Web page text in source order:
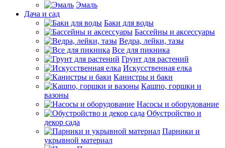
Эмаль
Дача и сад
Баки для воды
Бассейны и аксессуары
Ведра, лейки, тазы
Все для пикника
Грунт для растений
Искусственная елка
Канистры и баки
Кашпо, горшки и
вазоны
Насосы и оборудование
Обустройство и
декор сада
Парники и
укрывной материал